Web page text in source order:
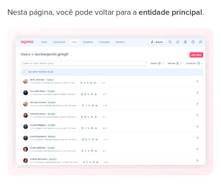
Nesta página, você pode voltar para aentidade principal.